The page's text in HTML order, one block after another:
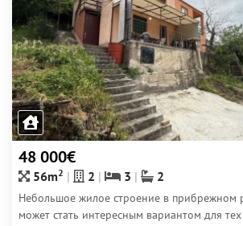
48 000€
56m2 2 3 2
Небольшое жилое строение в прибрежном
может стать интересным вариантом для